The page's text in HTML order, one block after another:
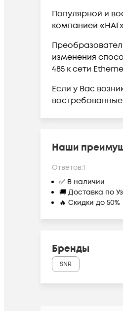
Популярной и
компанией
изменения
485 к сети
Если у Вас
Наши
Ответов:1
✅ В наличии
🚚 Доставка по
🔥 Скидки до 50%
Бренды
SNR